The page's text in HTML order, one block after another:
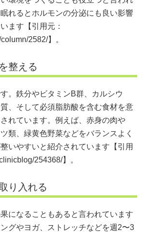
れるとホルモンの分泌にも良い影響
ます【引用元：
2582/】。
整える
。鉄分やビタミンB群、カルシウ
、そして必須脂肪酸を含む食材を意
れています。例えば、赤身の肉や
類、緑黄色野菜などをバランスよく
いやすいと紹介されています【引用
254368/】。
り入れる
になることもあると言われています
グやヨガ、ストレッチなどを週2〜3